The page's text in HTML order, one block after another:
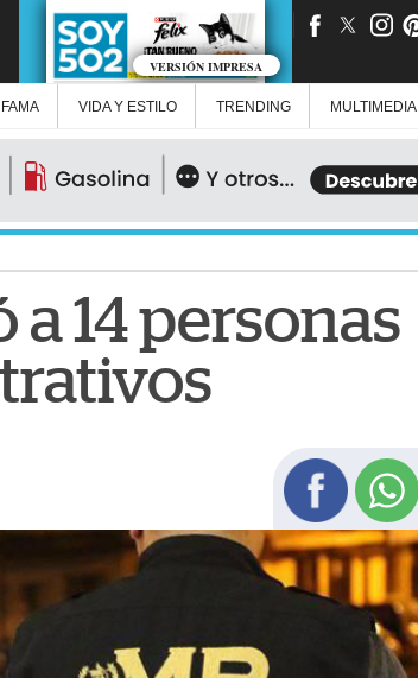
VERSIÓN IMPRESA
FAMA VIDA Y ESTILO TRENDING MULTIMEDIA
14 personas